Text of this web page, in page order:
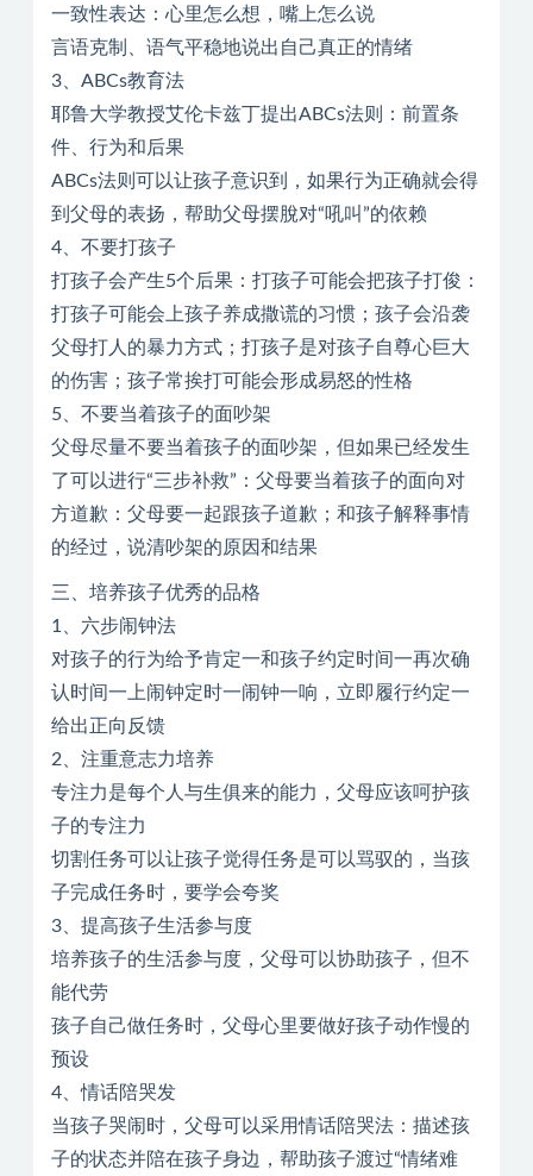
一致性表达：心里怎么想，嘴上怎么说
言语克制、语气平稳地说出自己真正的情绪
3、ABCs教育法
耶鲁大学教授艾伦卡兹丁提出ABCs法则：前置条
件、行为和后果
ABCs法则可以让孩子意识到，如果行为正确就会得
到父母的表扬，帮助父母摆脫对“吼叫”的依赖
4、不要打孩子
打孩子会产生5个后果：打孩子可能会把孩子打俊：
打孩子可能会上孩子养成撒谎的习惯；孩子会沿袭
父母打人的暴力方式；打孩子是对孩子自尊心巨大
的伤害；孩子常挨打可能会形成易怒的性格
5、不要当着孩子的面吵架
父母尽量不要当着孩子的面吵架，但如果已经发生
了可以进行“三步补救”：父母要当着孩子的面向对
方道歉：父母要一起跟孩子道歉；和孩子解释事情
的经过，说清吵架的原因和结果
三、培养孩子优秀的品格
1、六步闹钟法
对孩子的行为给予肯定一和孩子约定时间一再次确
认时间一上闹钟定时一闹钟一响，立即履行约定一
给出正向反馈
2、注重意志力培养
专注力是每个人与生俱来的能力，父母应该呵护孩
子的专注力
切割任务可以让孩子觉得任务是可以骂驭的，当孩
子完成任务时，要学会夸奖
3、提高孩子生活参与度
培养孩子的生活参与度，父母可以协助孩子，但不
能代劳
孩子自己做任务时，父母心里要做好孩子动作慢的
预设
4、情话陪哭发
当孩子哭闹时，父母可以采用情话陪哭法：描述孩
子的状态并陪在孩子身边，帮助孩子渡过“情绪难